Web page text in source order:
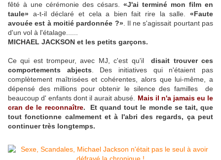
fêté à une cérémonie des césars. «J'ai terminé mon film en
taule» a-t-il déclaré et cela a bien fait rire la salle. «Faute
avouée est à moitié pardonnée ?». Il ne s'agissait pourtant pas
d'un vol à l'étalage......
MICHAEL JACKSON et les petits garçons.
Ce qui est trompeur, avec MJ, c'est qu'il
disait trouver ces
comportements abjects . Des initiatives qui n'étaient pas
complètement maîtrisées et cohérentes, alors que lui-même, a
dépensé des millions pour obtenir le silence des familles de
beaucoup d' enfants dont il aurait abusé. Mais il n'a jamais eu le
cran de le reconnaître. Et quand tout le monde se tait, que
tout fonctionne calmement et à l'abri des regards, ça peut
continuer très longtemps.